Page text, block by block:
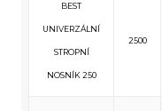
BEST
UNIVERZÁLNÍ
STROPNÍ
NOSNÍK 250
2500